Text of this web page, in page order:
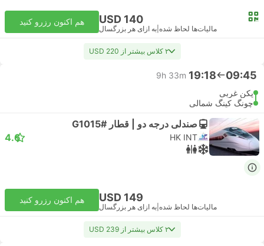
USD 140
مالیات‌ها لحاظ شده به ازای هر بزرگسال
هم اکنون رزرو کنید
۲ کلاس بیشتر از USD 220
09:45
19:18
9h 33m
پکن غربی
چونگ کینگ شمالی
صندلی درجه دو | قطار #G1015
HK INT
4.6
USD 149
مالیات‌ها لحاظ شده به ازای هر بزرگسال
هم اکنون رزرو کنید
۲ کلاس بیشتر از USD 239